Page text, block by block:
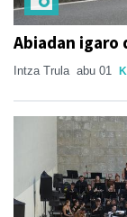
Abiadan igaro
Intza Trula abu 01